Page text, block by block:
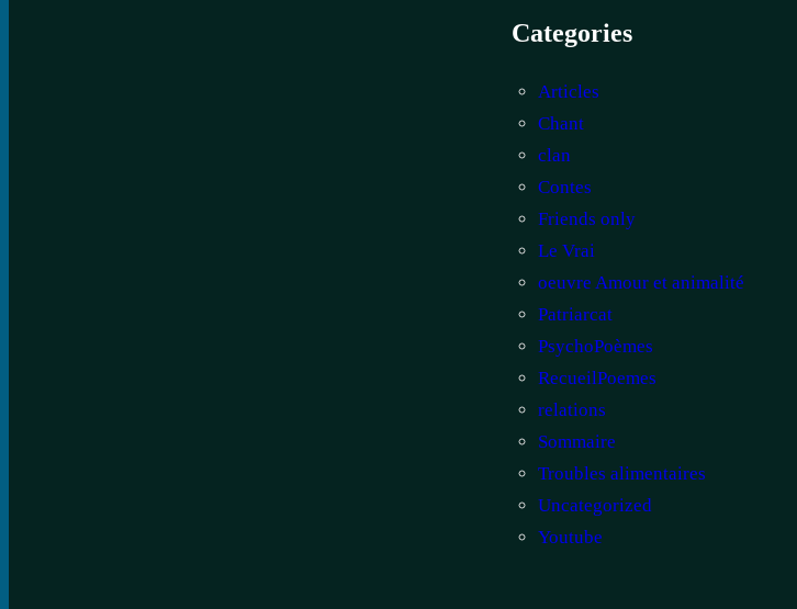
Categories
Articles
Chant
clan
Contes
Friends only
Le Vrai
oeuvre Amour et animalité
Patriarcat
PsychoPoèmes
RecueilPoemes
relations
Sommaire
Troubles alimentaires
Uncategorized
Youtube